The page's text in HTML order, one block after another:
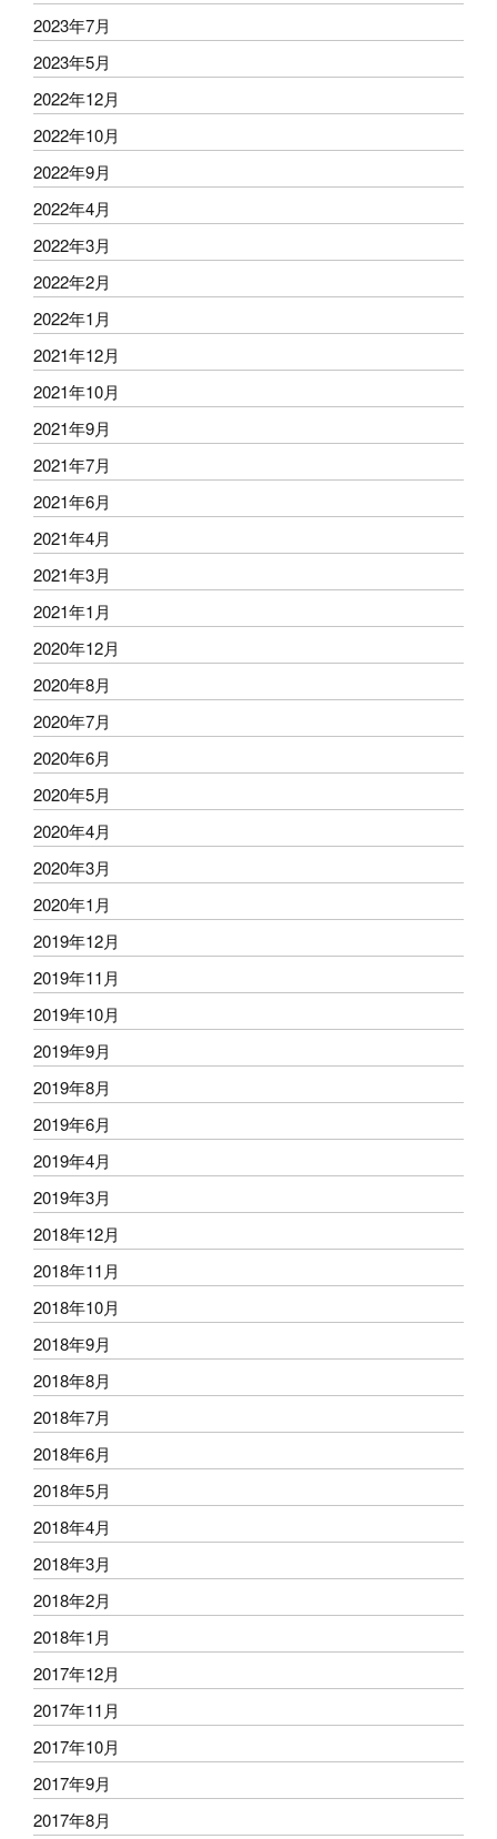
2023年7月
2023年5月
2022年12月
2022年10月
2022年9月
2022年4月
2022年3月
2022年2月
2022年1月
2021年12月
2021年10月
2021年9月
2021年7月
2021年6月
2021年4月
2021年3月
2021年1月
2020年12月
2020年8月
2020年7月
2020年6月
2020年5月
2020年4月
2020年3月
2020年1月
2019年12月
2019年11月
2019年10月
2019年9月
2019年8月
2019年6月
2019年4月
2019年3月
2018年12月
2018年11月
2018年10月
2018年9月
2018年8月
2018年7月
2018年6月
2018年5月
2018年4月
2018年3月
2018年2月
2018年1月
2017年12月
2017年11月
2017年10月
2017年9月
2017年8月